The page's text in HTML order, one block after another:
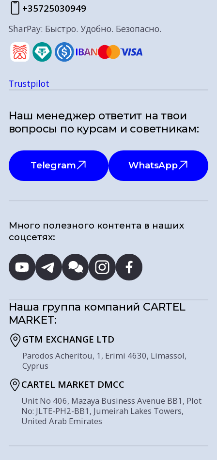
+35725030949
SharPay: Быстро. Удобно. Безопасно.
Trustpilot
Наш менеджер ответит на твои
вопросы по курсам и советникам:
Telegram WhatsApp
Много полезного контента в наших
соцсетях:
Наша группа компаний CARTEL
MARKET:
GTM EXCHANGE LTD
Parodos Acheritou, 1, Erimi 4630, Limassol,
Cyprus
CARTEL MARKET DMCC
Unit No 406, Mazaya Business Avenue BB1, Plot
No: JLTE-PH2-BB1, Jumeirah Lakes Towers,
United Arab Emirates